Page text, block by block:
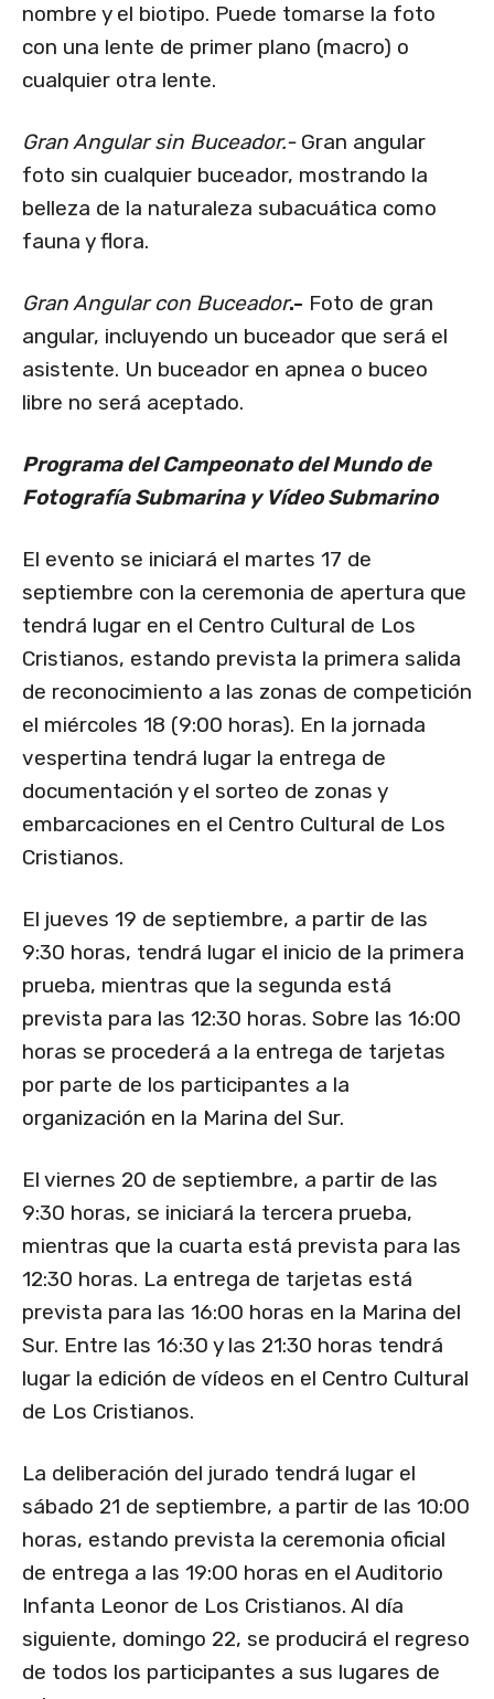
nombre y el biotipo. Puede tomarse la foto
con una lente de primer plano (macro) o
cualquier otra lente.
Gran Angular sin Buceador.-Gran angular
foto sin cualquier buceador, mostrando la
belleza de la naturaleza subacuática como
fauna y flora.
Gran Angular con Buceador.- Foto de gran
angular, incluyendo un buceador que será el
asistente. Un buceador en apnea o buceo
libre no será aceptado.
Programa del Campeonato del Mundo de
Fotografía Submarina y Vídeo Submarino
El evento se iniciará el martes 17 de
septiembre con la ceremonia de apertura que
tendrá lugar en el Centro Cultural de Los
Cristianos, estando prevista la primera salida
de reconocimiento a las zonas de competición
el miércoles 18 (9:00 horas). En la jornada
vespertina tendrá lugar la entrega de
documentación y el sorteo de zonas y
embarcaciones en el Centro Cultural de Los
Cristianos.
El jueves 19 de septiembre, a partir de las
9:30 horas, tendrá lugar el inicio de la primera
prueba, mientras que la segunda está
prevista para las 12:30 horas. Sobre las 16:00
horas se procederá a la entrega de tarjetas
por parte de los participantes a la
organización en la Marina del Sur.
El viernes 20 de septiembre, a partir de las
9:30 horas, se iniciará la tercera prueba,
mientras que la cuarta está prevista para las
12:30 horas. La entrega de tarjetas está
prevista para las 16:00 horas en la Marina del
Sur. Entre las 16:30 y las 21:30 horas tendrá
lugar la edición de vídeos en el Centro Cultural
de Los Cristianos.
La deliberación del jurado tendrá lugar el
sábado 21 de septiembre, a partir de las 10:00
horas, estando prevista la ceremonia oficial
de entrega a las 19:00 horas en el Auditorio
Infanta Leonor de Los Cristianos. Al día
siguiente, domingo 22, se producirá el regreso
de todos los participantes a sus lugares de